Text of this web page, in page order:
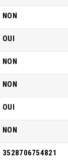
NON
OUI
NON
NON
OUI
NON
3528706754821